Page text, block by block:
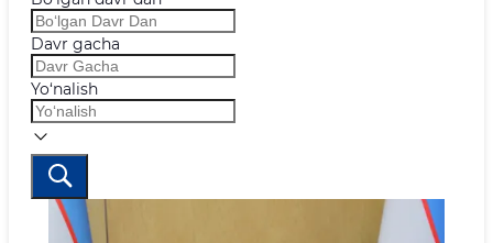
Davr gacha
Yo‘nalish